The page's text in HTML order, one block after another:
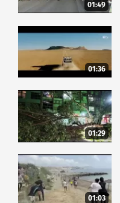
01:49
01:36
01:29
01:03